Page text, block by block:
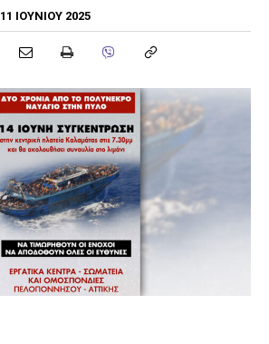
11 ΙΟΥΝΊΟΥ 2025